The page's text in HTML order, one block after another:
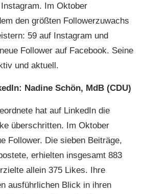
Im Oktober
den größten Followerzuwachs
59 auf Instagram und
Follower auf Facebook. Seine
und aktuell.
Nadine Schön, MdB (CDU)
hat auf LinkedIn die
überschritten. Im Oktober
Follower. Die sieben Beiträge,
erhielten insgesamt 883
allein 375 Likes. Ihre
ausführlichen Blick in ihren